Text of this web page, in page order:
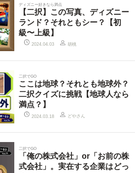
ディズニー好きなら満点
【二択】この写真、ディズニー
ランド？それともシー？【初
級〜上級】
2024.04.03 胡桃
二択でGO
ここは地球？それとも地球外？
二択クイズに挑戦【地球人なら
満点？】
2024.03.18 どやさん
二択でGO
「俺の株式会社」or「お前の株
式会社」。実在する企業はどっ